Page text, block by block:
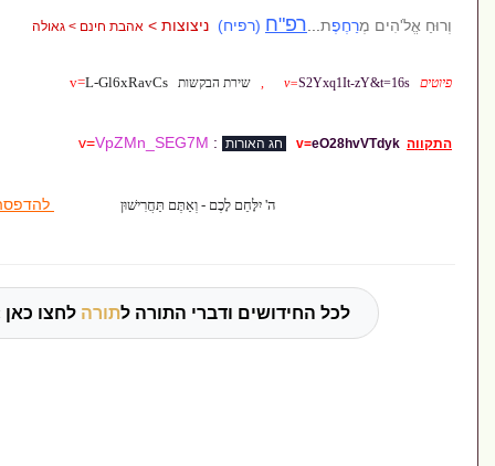
רפ"ח(רפיח)ניצוצות>אהבת חינם > גאולה
,שירת הבקשות v= L-Gl6xRavCs
חג האורות :
v= VpZMn_SEG7M
להדפסה שלח למייל
החידושים ודברי התורה לתורהלחצו כאן »